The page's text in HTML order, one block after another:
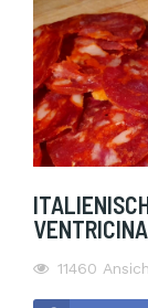
11460